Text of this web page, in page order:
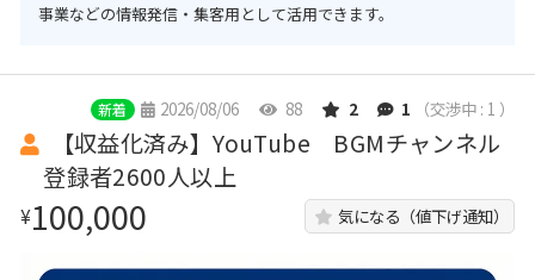
事業などの情報発信・集客用として活用できます。
新着 2026/08/06 88 2 1 （交渉中 : 1 ）
【収益化済み】YouTube BGMチャンネル
登録者2600人以上
¥100,000 気になる（値下げ通知）